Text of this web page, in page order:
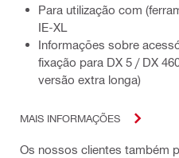
Para utilização com
IE-XL
Informações sobre
fixação para DX 5 / DX
versão extra longa)
MAIS INFORMAÇÕES
Os nossos clientes também